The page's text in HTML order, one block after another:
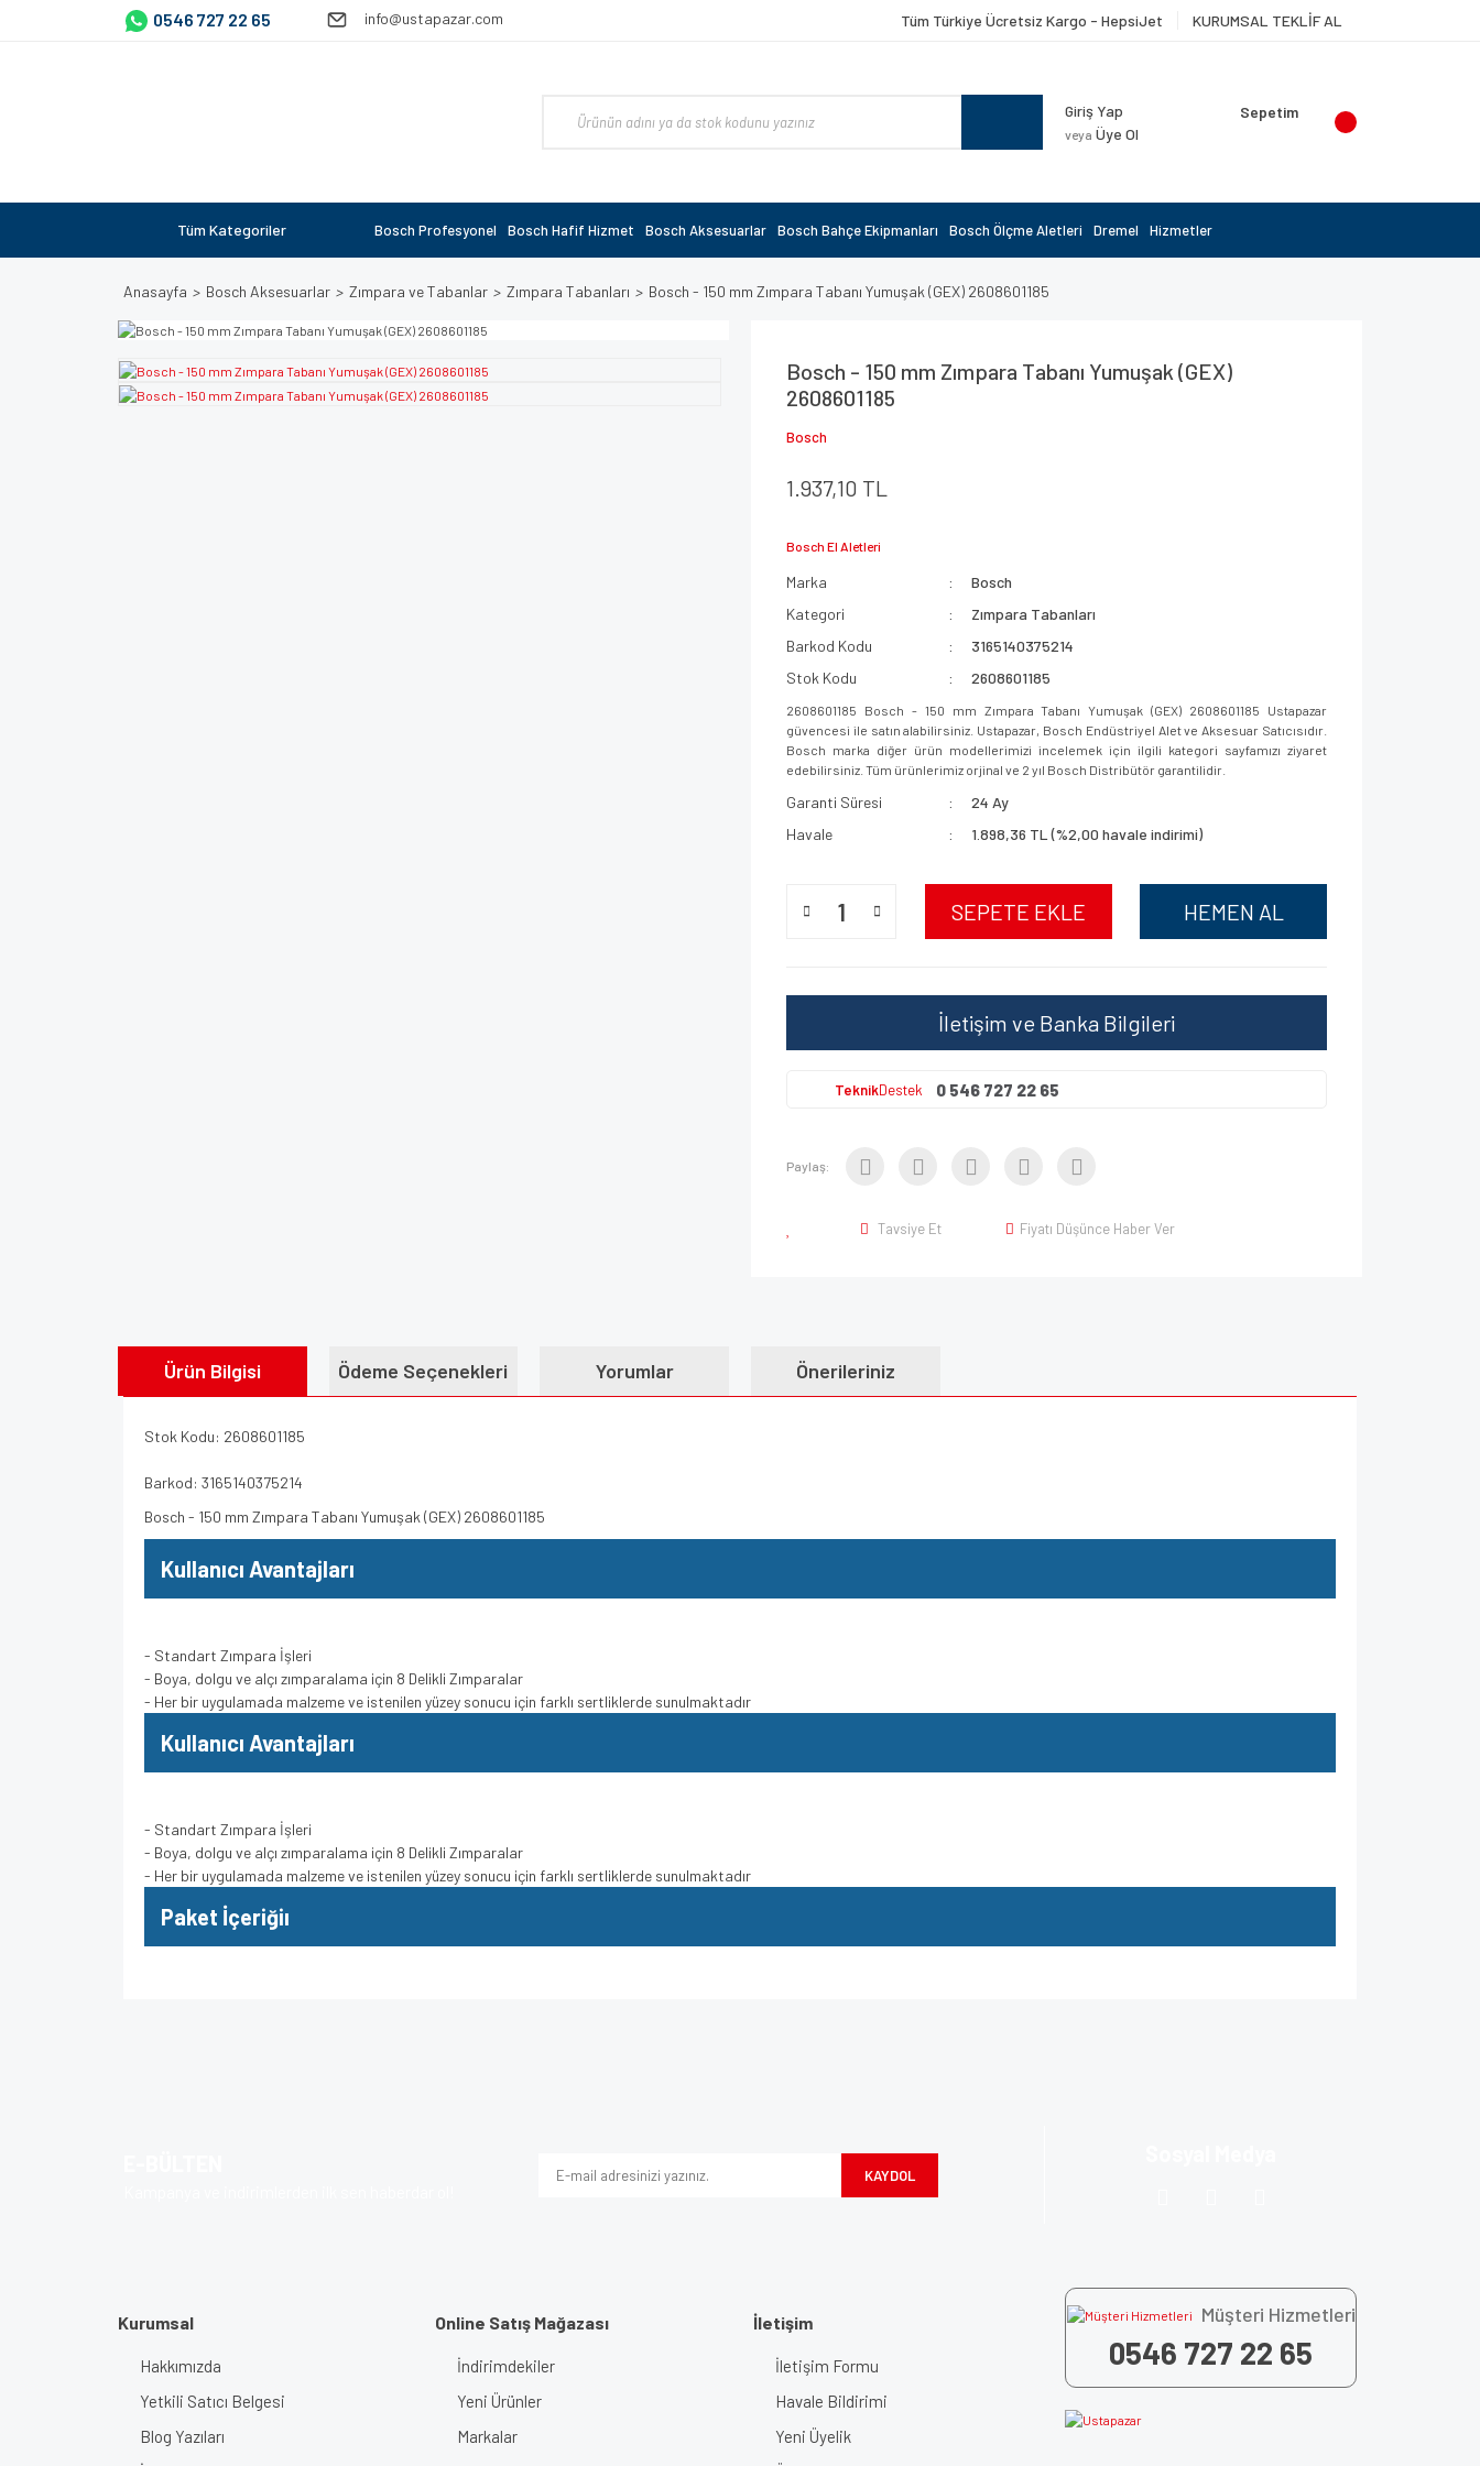
0546 727 22 65 info@ustapazar.com Tüm Türkiye Ücretsiz Kargo - HepsiJet KURUMSAL TEKLİF AL
Giriş Yap
veya Üye Ol
Sepetim
Tüm Kategoriler Bosch Profesyonel Bosch Hafif Hizmet Bosch Aksesuarlar Bosch Bahçe Ekipmanları Bosch Ölçme Aletleri Dremel Hizmetler
Anasayfa Bosch Aksesuarlar Zımpara ve Tabanlar Zımpara Tabanları Bosch - 150 mm Zımpara Tabanı Yumuşak (GEX) 2608601185
Bosch - 150 mm Zımpara Tabanı Yumuşak (GEX)
2608601185
Bosch
1.937,10 TL
Bosch El Aletleri
Marka
Bosch
Kategori
Zımpara Tabanları
Barkod Kodu
3165140375214
Stok Kodu
2608601185
2608601185 Bosch - 150 mm Zımpara Tabanı Yumuşak (GEX) 2608601185 Ustapazar
güvencesi ile satın alabilirsiniz. Ustapazar, Bosch Endüstriyel Alet ve Aksesuar Satıcısıdır.
Bosch marka diğer ürün modellerimizi incelemek için ilgili kategori sayfamızı ziyaret
edebilirsiniz. Tüm ürünlerimiz orjinal ve 2 yıl Bosch Distribütör garantilidir.
Garanti Süresi
24 Ay
Havale
1.898,36 TL (%2,00 havale indirimi)
SEPETE EKLE HEMEN AL
İletişim ve Banka Bilgileri
TeknikDestek 0 546 727 22 65
Paylaş:
Tavsiye Et Fiyatı Düşünce Haber Ver
Ürün Bilgisi Ödeme Seçenekleri Yorumlar Önerileriniz
Stok Kodu: 2608601185
Barkod: 3165140375214
Bosch - 150 mm Zımpara Tabanı Yumuşak (GEX) 2608601185
Kullanıcı Avantajları
- Standart Zımpara İşleri
- Boya, dolgu ve alçı zımparalama için 8 Delikli Zımparalar
- Her bir uygulamada malzeme ve istenilen yüzey sonucu için farklı sertliklerde sunulmaktadır
Kullanıcı Avantajları
- Standart Zımpara İşleri
- Boya, dolgu ve alçı zımparalama için 8 Delikli Zımparalar
- Her bir uygulamada malzeme ve istenilen yüzey sonucu için farklı sertliklerde sunulmaktadır
Paket İçeriğiı
KAYDOL
Kurumsal
Hakkımızda
Yetkili Satıcı Belgesi
Blog Yazıları
Online Satış Mağazası
İndirimdekiler
Yeni Ürünler
Markalar
İletişim
İletişim Formu
Havale Bildirimi
Yeni Üyelik
Müşteri Hizmetleri
0546 727 22 65